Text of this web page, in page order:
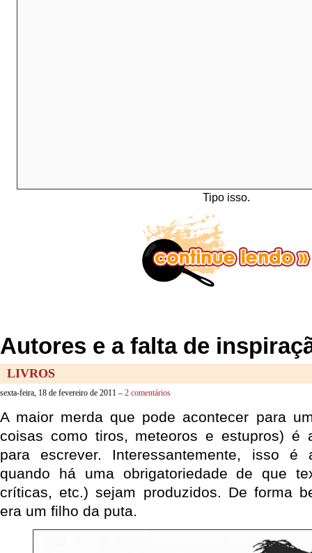
Tipo isso.
Autores e a falta de
LIVROS
sexta-feira, 18 de fevereiro de 2011 – 2 comentários
A maior merda que pode acontecer para
coisas como tiros, meteoros e estupros) é
para escrever. Interessantemente, isso
quando há uma obrigatoriedade de que
críticas, etc.) sejam produzidos. De forma
era um filho da puta.